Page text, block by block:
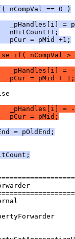
nCompVal == 0 )
_pHandles[i] =
nHitCount++;
pCur = pMid +1;
if( nCompVal >
_pHandles[i] =
pCur = pMid + 1;
_pHandles[i] =
pCur = pMid;
= pOldEnd;